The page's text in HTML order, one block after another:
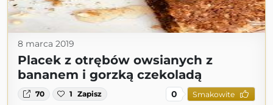
8 marca 2019
Placek z otrębów owsianych z
bananem i gorzką czekoladą
70 1 Zapisz 0 Smakowite